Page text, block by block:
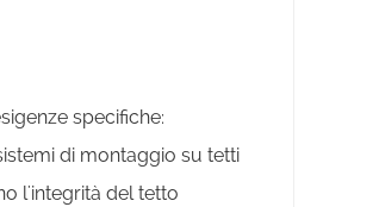
specifiche:
di montaggio su tetti
l'integrità del tetto